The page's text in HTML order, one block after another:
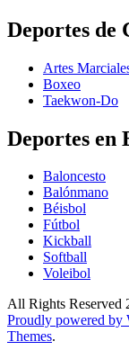
Deportes de
Artes
Boxeo
Taekwon-Do
Deportes en
Baloncesto
Balónmano
Béisbol
Fútbol
Kickball​
Softball​
Voleibol​
All Rights Reserved
Proudly powered by
Themes.